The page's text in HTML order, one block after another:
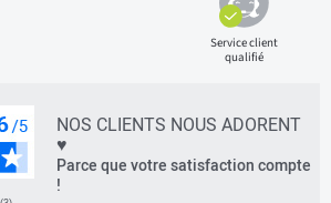
Service client
qualifié
NOS CLIENTS NOUS ADORENT
♥
Parce que votre satisfaction compte
!